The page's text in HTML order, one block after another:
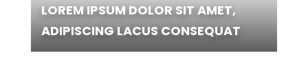
LOREM IPSUM DOLOR SIT AMET,
ADIPISCING LACUS CONSEQUAT